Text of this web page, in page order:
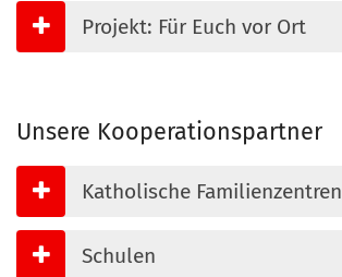
Projekt: Für Euch vor Ort
Unsere Kooperationspartner
Katholische Familienzentren
Schulen